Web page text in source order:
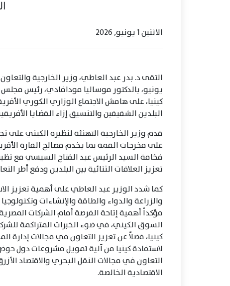
الاثنين 1 يونيو, 2026
التقى د. بدر عبد العاطي، وزير الخارجية
يونيو، بالدكتور موساليا مودافادي، رئيس
كينيا، على هامش الاجتماع الوزاري الكوري
البلدين الشقيقين والتنسيق إزاء القضايا
قدم وزير الخارجية التهنئة لنظيره الكيني على
على مخرجات القمة بما يخدم مصالح القارة
فخامة السيد الرئيس عبد الفتاح السيسي مع
تعزيز العلاقات الثنائية بين البلدين ودفع أطر
كما شدد الوزير عبد العاطي على أهمية تعزيز
والزراعة والدواء والطاقة والإنشاءات
مؤكداً أهمية إتاحة الفرصة أمام الشركات
السوق الكيني، في ضوء الخبرات المتراكمة
كينيا، فضلاً عن تعزيز التعاون في مجالات إدارة
لاستفادة كينيا من آلية تمويل مشروعات دول
التعاون في مجالات النقل البحري والاقتصاد
الاقتصادية الخالصة.